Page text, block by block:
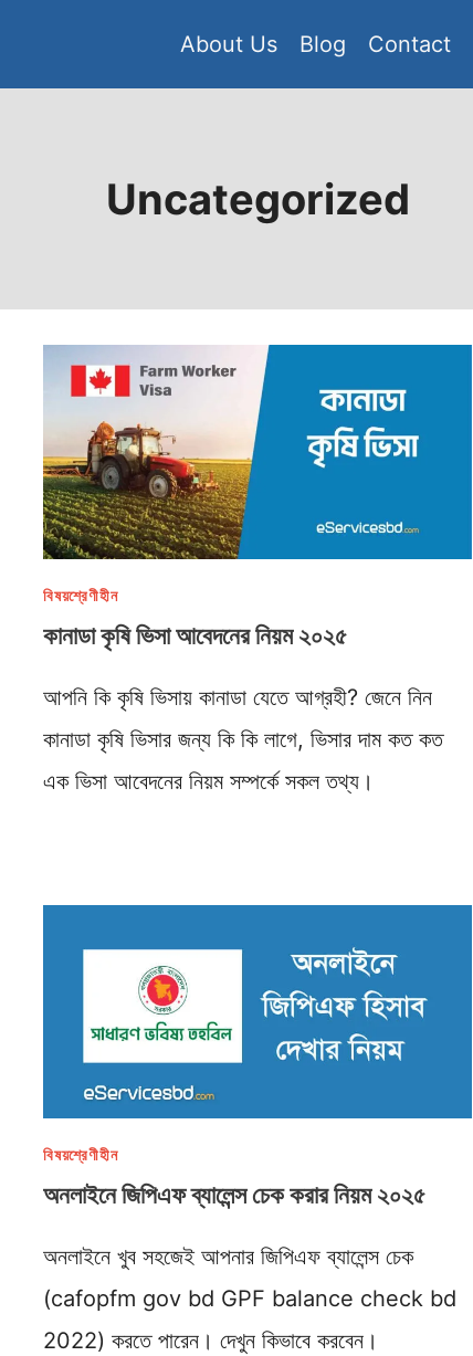
About Us Blog Contact
Uncategorized
বিষয়শ্রেণীহীন
কানাডা কৃষি ভিসা আবেদনের নিয়ম ২০২৫
আপনি কি কৃষি ভিসায় কানাডা যেতে আগ্রহী? জেনে নিন
কানাডা কৃষি ভিসার জন্য কি কি লাগে, ভিসার দাম কত কত
এক ভিসা আবেদনের নিয়ম সম্পর্কে সকল তথ্য।
বিষয়শ্রেণীহীন
অনলাইনে জিপিএফ ব্যালেন্স চেক করার নিয়ম ২০২৫
অনলাইনে খুব সহজেই আপনার জিপিএফ ব্যালেন্স চেক
(cafopfm gov bd GPF balance check bd
2022) করতে পারেন। দেখুন কিভাবে করবেন।